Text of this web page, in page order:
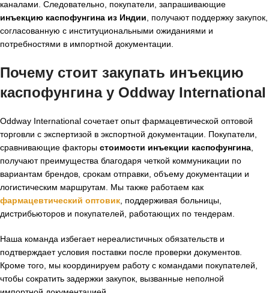
каналами. Следовательно, покупатели, запрашивающие
инъекцию каспофунгина из Индии, получают поддержку закупок,
согласованную с институциональными ожиданиями и
потребностями в импортной документации.
Почему стоит закупать инъекцию
каспофунгина у Oddway International
Oddway International сочетает опыт фармацевтической оптовой
торговли с экспертизой в экспортной документации. Покупатели,
сравнивающие факторы стоимости инъекции каспофунгина,
получают преимущества благодаря четкой коммуникации по
вариантам брендов, срокам отправки, объему документации и
логистическим маршрутам. Мы также работаем как
фармацевтический оптовик, поддерживая больницы,
дистрибьюторов и покупателей, работающих по тендерам.
Наша команда избегает нереалистичных обязательств и
подтверждает условия поставки после проверки документов.
Кроме того, мы координируем работу с командами покупателей,
чтобы сократить задержки закупок, вызванные неполной